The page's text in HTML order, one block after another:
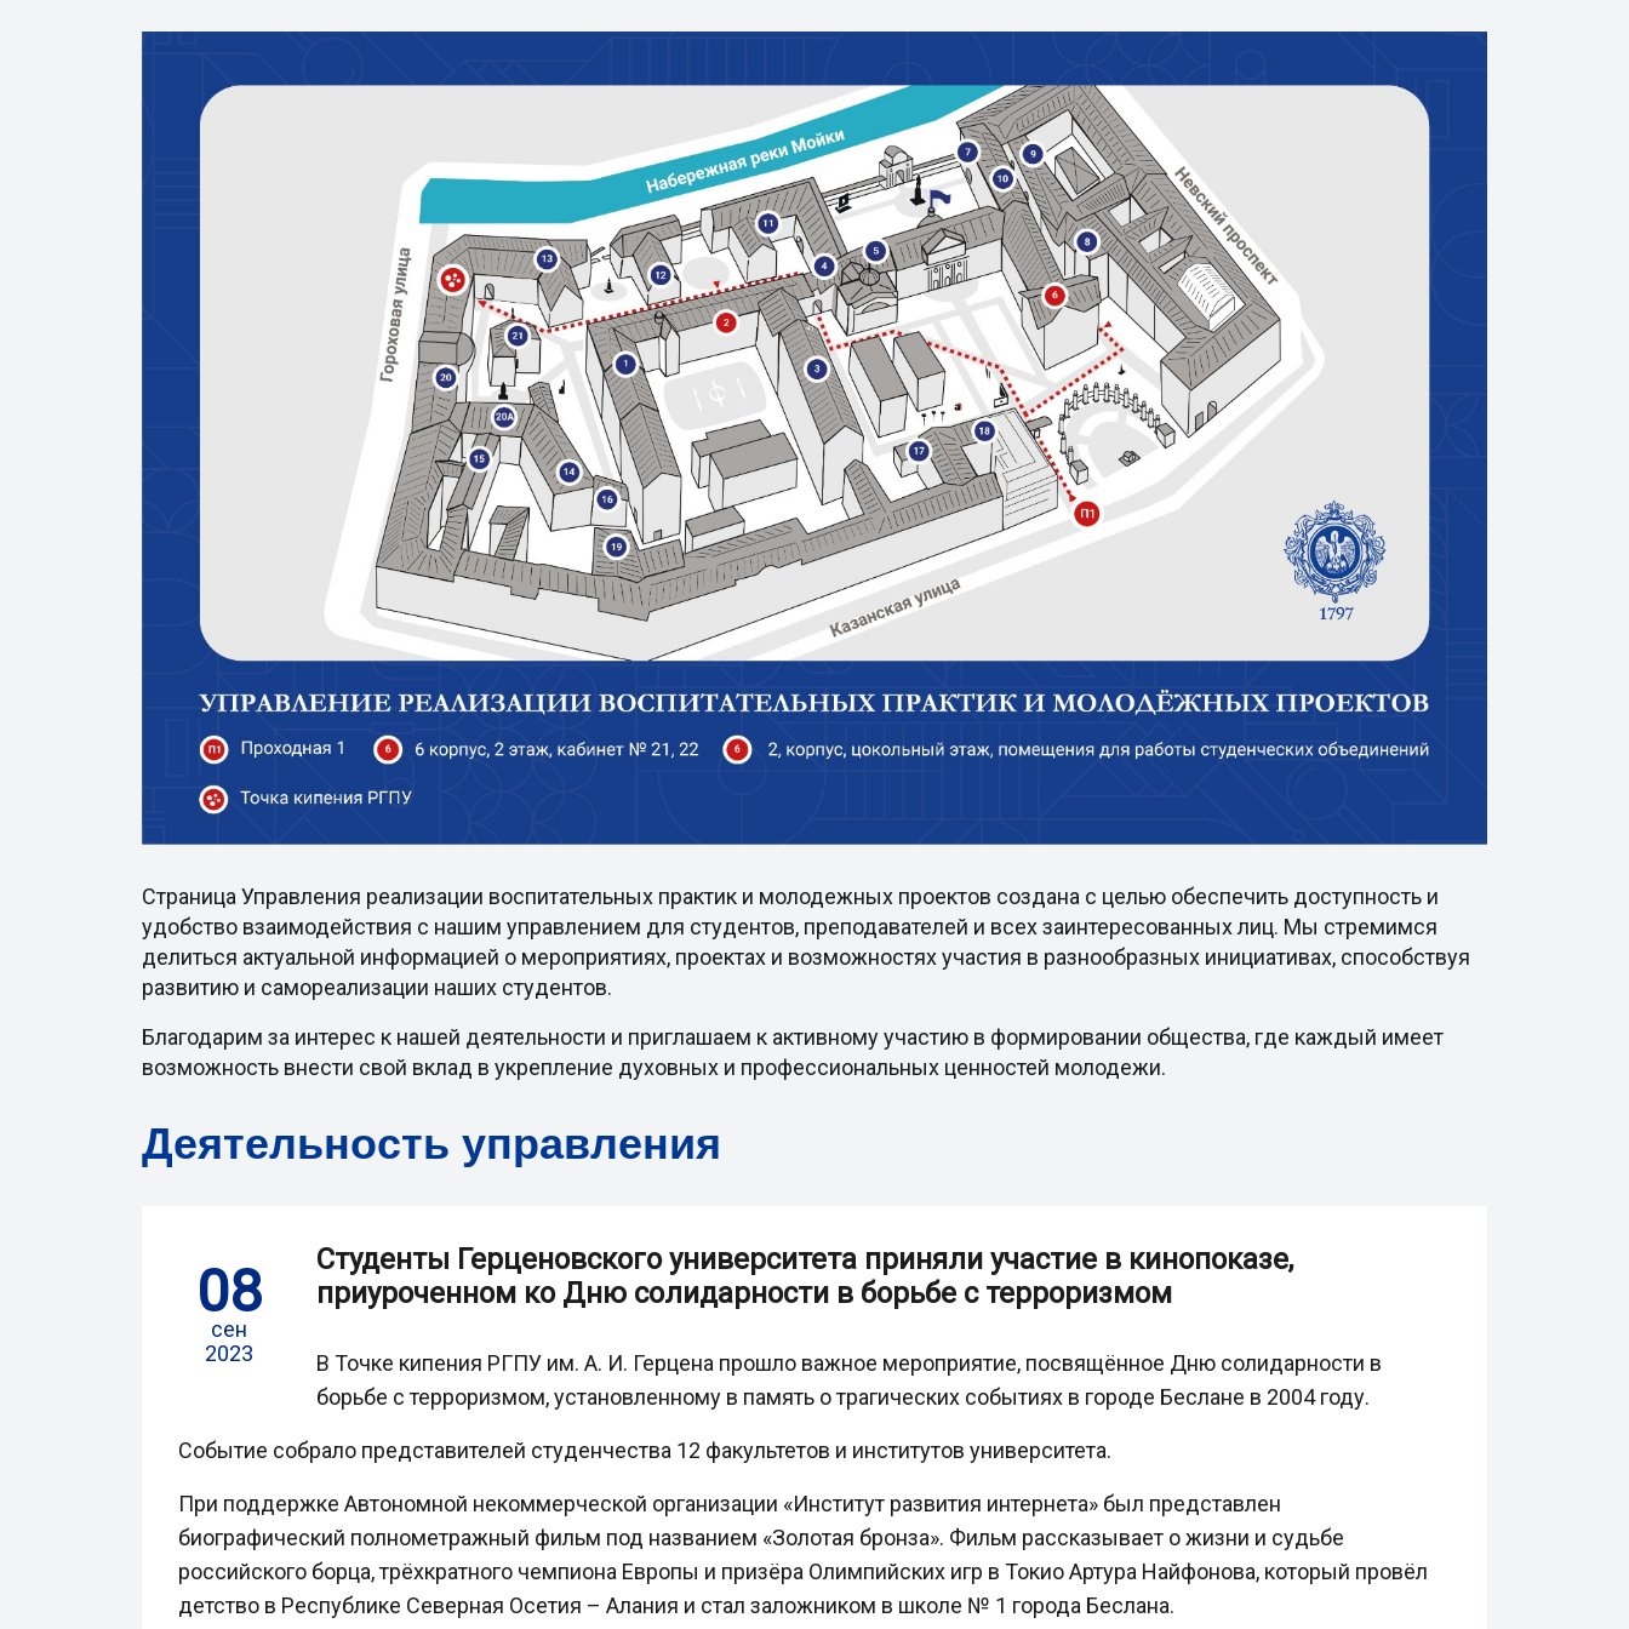
Страница Управления реализации воспитательных практик и молодежных проектов создана с целью обеспечить доступность и
удобство взаимодействия с нашим управлением для студентов, преподавателей и всех заинтересованных лиц. Мы стремимся
делиться актуальной информацией о мероприятиях, проектах и возможностях участия в разнообразных инициативах, способствуя
развитию и самореализации наших студентов.
Благодарим за интерес к нашей деятельности и приглашаем к активному участию в формировании общества, где каждый имеет
возможность внести свой вклад в укрепление духовных и профессиональных ценностей молодежи.
Деятельность управления
08
сен
2023
Студенты Герценовского университета приняли участие в кинопоказе,
приуроченном ко Дню солидарности в борьбе с терроризмом
В Точке кипения РГПУ им. А. И. Герцена прошло важное мероприятие, посвящённое Дню солидарности в
борьбе с терроризмом, установленному в память о трагических событиях в городе Беслане в 2004 году.
Событие собрало представителей студенчества 12 факультетов и институтов университета.
При поддержке Автономной некоммерческой организации «Институт развития интернета» был представлен
биографический полнометражный фильм под названием «Золотая бронза». Фильм рассказывает о жизни и судьбе
российского борца, трёхкратного чемпиона Европы и призёра Олимпийских игр в Токио Артура Найфонова, который провёл
детство в Республике Северная Осетия – Алания и стал заложником в школе № 1 города Беслана.